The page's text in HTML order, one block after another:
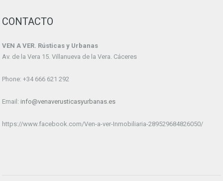
CONTACTO
VEN A VER. Rústicas y Urbanas
Av. de la Vera 15. Villanueva de la Vera. Cáceres
Phone: +34 666 621 292
Email: info@venaverusticasyurbanas.es
https://www.facebook.com/Ven-a-ver-Inmobiliaria-289529684826050/